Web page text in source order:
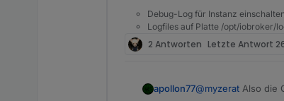
Debug-Log für Instanz
Logfiles auf Platte /opt/iobroker/
2 Antworten Letzte Antwort
apollon77@myzerat Also die